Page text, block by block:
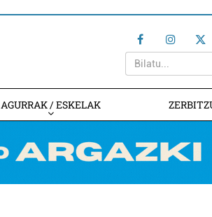
AGURRAK / ESKELAK